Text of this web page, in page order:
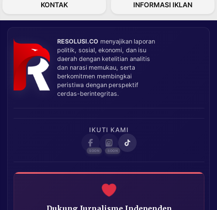
KONTAK INFORMASI IKLAN
RESOLUSI.CO menyajikan laporan
politik, sosial, ekonomi, dan isu
daerah dengan ketelitian analitis
dan narasi memukau, serta
berkomitmen membingkai
peristiwa dengan perspektif
cerdas-berintegritas.
IKUTI KAMI